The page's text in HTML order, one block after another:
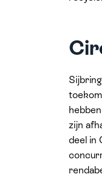
zijn
deel in